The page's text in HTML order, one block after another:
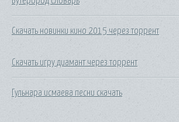
Скачать новинки кино 2015 через торрент
Скачать игру диамант через торрент
Гульнара исмаева песни скачать